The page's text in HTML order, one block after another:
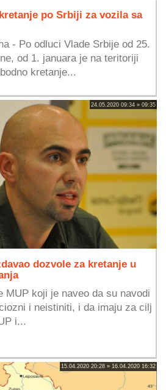
po Srbiji za vozila sa
- Po odluci Vlade Srbije od 25.
od 1. januara je na teritoriji
kretanje...
24.05.2020 09:34 » 09:35
dozvole za kretanje u
MUP koji je naveo da su navodi
i neistiniti, i da imaju za cilj
i...
15.04.2020 20:28 » 16.04.2020 16:32